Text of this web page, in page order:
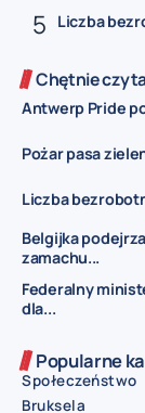
Liczba
Chętnie
Antwerp Pride
Pożar pasa
Liczba
Belgijka
zamachu...
Federalny
dla...
Popularne
Społeczeństwo
Bruksela